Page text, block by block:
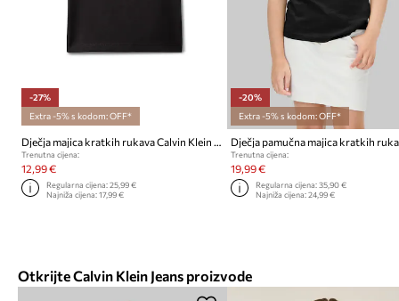
-27%
Extra -5% s kodom: OFF*
Dječja majica kratkih rukava Calvin Klein Jeans
Trenutna cijena:
12,99 €
Regularna cijena:25,99 €
Najniža cijena:17,99 €
-20%
Extra -5% s kodom: OFF*
Trenutna cijena:
19,99 €
Regularna cijena: 35,90 €
Najniža cijena: 24,99 €
Otkrijte Calvin Klein Jeans proizvode